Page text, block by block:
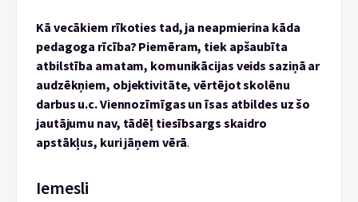
Kā vecākiem rīkoties tad, ja neapmierina kāda
pedagoga rīcība? Piemēram, tiek apšaubīta
atbilstība amatam, komunikācijas veids saziņā ar
audzēkņiem, objektivitāte, vērtējot skolēnu
darbus u.c. Viennozīmīgas un īsas atbildes uz šo
jautājumu nav, tādēļ tiesībsargs skaidro
apstākļus, kuri jāņem vērā.
Iemesli